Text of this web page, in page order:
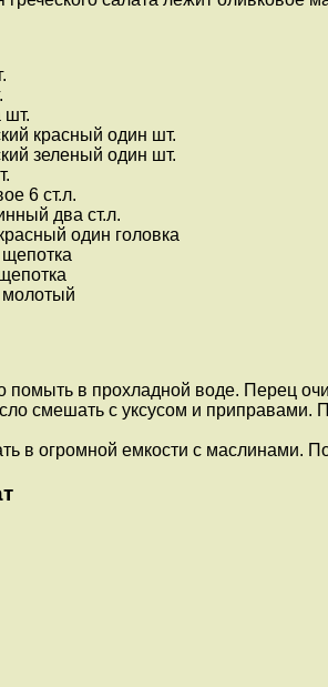
шт.
красный один шт.
зеленый один шт.
6 ст.л.
два ст.л.
один головка
в прохладной воде. Перец
смешать с уксусом и приправами.
в огромной емкости с маслинами.